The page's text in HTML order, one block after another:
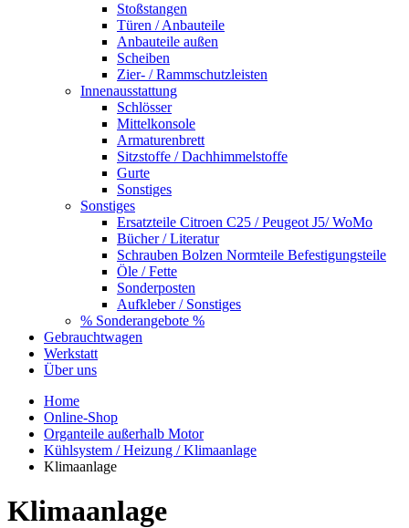
Stoßstangen
Türen / Anbauteile
Anbauteile außen
Scheiben
Zier- / Rammschutzleisten
Innenausstattung
Schlösser
Mittelkonsole
Armaturenbrett
Sitzstoffe / Dachhimmelstoffe
Gurte
Sonstiges
Sonstiges
Ersatzteile Citroen C25 / Peugeot J5/ WoMo
Bücher / Literatur
Schrauben Bolzen Normteile Befestigungsteile
Öle / Fette
Sonderposten
Aufkleber / Sonstiges
% Sonderangebote %
Gebrauchtwagen
Werkstatt
Über uns
Home
Online-Shop
Organteile außerhalb Motor
Kühlsystem / Heizung / Klimaanlage
Klimaanlage
Klimaanlage